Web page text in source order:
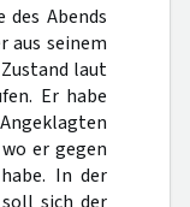
des Abends
aus seinem
laut
Er habe
er gegen
In der